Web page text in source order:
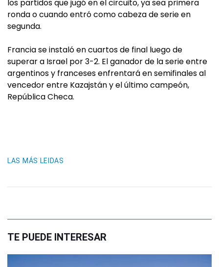
los partidos que jugó en el circuito, ya sea primera
ronda o cuando entró como cabeza de serie en
segunda.
Francia se instaló en cuartos de final luego de
superar a Israel por 3-2. El ganador de la serie entre
argentinos y franceses enfrentará en semifinales al
vencedor entre Kazajstán y el último campeón,
República Checa.
LAS MÁS LEIDAS
TE PUEDE INTERESAR